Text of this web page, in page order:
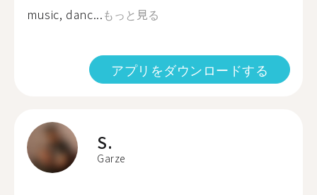
music, danc...もっと見る
アプリをダウンロードする
S.
Garze